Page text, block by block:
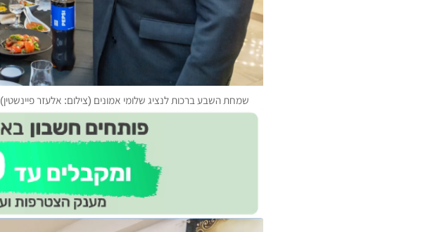
שמחת השבע ברכות לנציג שלומי אמונים (צילום: אלעזר פיינשטין)